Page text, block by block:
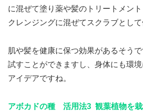
に混ぜて塗り薬や髪のトリートメント
クレンジングに混ぜてスクラブとして
肌や髪を健康に保つ効果があるそう
試すことができますし、身体にも環
アイデアですね。
アボカドの種 活用法3 観葉植物を